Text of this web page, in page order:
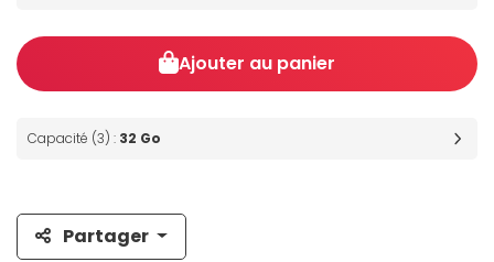
Ajouter au panier
Capacité (3) : 32 Go
Partager